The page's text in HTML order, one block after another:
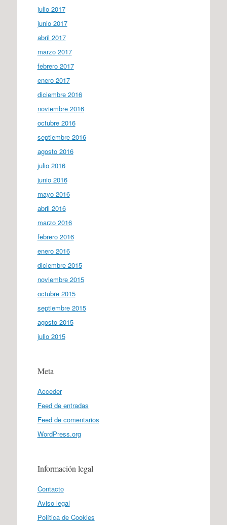
julio 2017
junio 2017
abril 2017
marzo 2017
febrero 2017
enero 2017
diciembre 2016
noviembre 2016
octubre 2016
septiembre 2016
agosto 2016
julio 2016
junio 2016
mayo 2016
abril 2016
marzo 2016
febrero 2016
enero 2016
diciembre 2015
noviembre 2015
octubre 2015
septiembre 2015
agosto 2015
julio 2015
Meta
Acceder
Feed de entradas
Feed de comentarios
WordPress.org
Información legal
Contacto
Aviso legal
Política de Cookies